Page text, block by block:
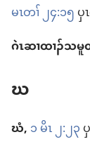
မၤတၢ် ၂၄:၁၅
ဂဲၤ​ဆၢထၢၣ်​သ
ဃ
ဃံ,၁ မိၤ ၂:၂၃